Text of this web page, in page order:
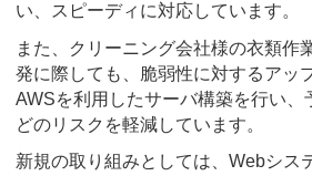
い、スピーディに対応しています。
また、クリーニング会社様の衣類作
発に際しても、脆弱性に対するアッ
AWSを利用したサーバ構築を行い、
どのリスクを軽減しています。
新規の取り組みとしては、Webシス